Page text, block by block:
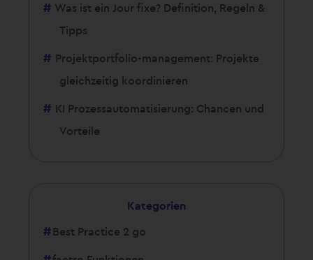
Was ist ein Jour fixe? Definition, Regeln &
Tipps
Projektportfolio-management: Projekte
gleichzeitig koordinieren
KI Prozessautomatisierung: Chancen und
Vorteile
Kategorien
Best Practice 2 go